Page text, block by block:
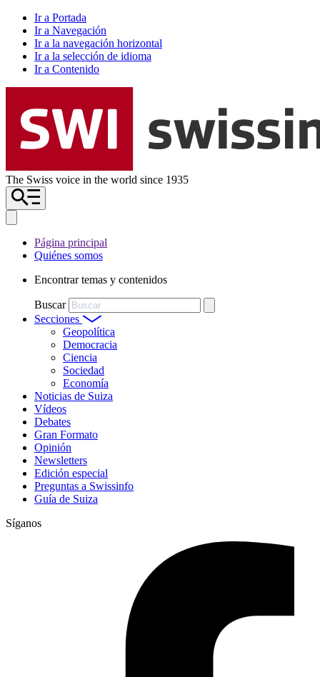
Ir a Portada
Ir a Navegación
Ir a la navegación horizontal
Ir a la selección de idioma
Ir a Contenido
The Swiss voice in the world since 1935
Página principal
Quiénes somos
Encontrar temas y contenidos
Buscar
Secciones
Geopolítica
Democracia
Ciencia
Sociedad
Economía
Noticias de Suiza
Vídeos
Debates
Gran Formato
Opinión
Newsletters
Edición especial
Preguntas a Swissinfo
Guía de Suiza
Síganos